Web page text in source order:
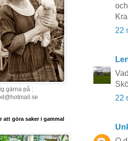
22
22
gärna på :
att göra saker i gammal